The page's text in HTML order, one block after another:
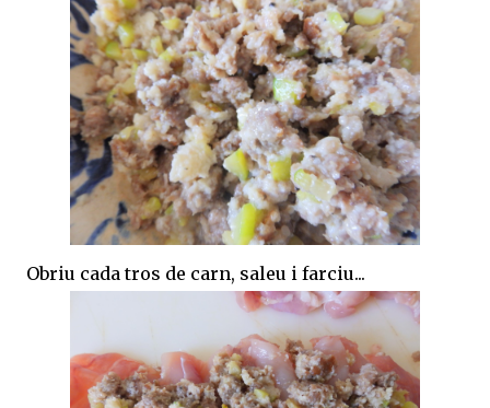
Obriu cada tros de carn, saleu i farciu...